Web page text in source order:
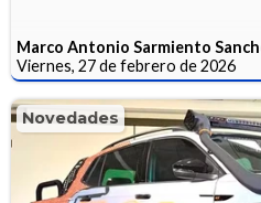
Marco Antonio Sarmiento
Viernes, 27 de febrero de 2026
Novedades